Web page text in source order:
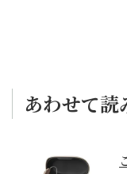
あわせて読